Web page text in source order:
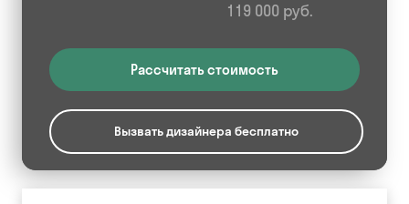
119 000 руб.
Рассчитать стоимость
Вызвать дизайнера бесплатно